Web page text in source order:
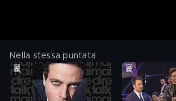
Nella stessa puntata